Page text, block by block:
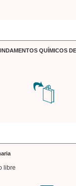
QUÍMICOS
libre